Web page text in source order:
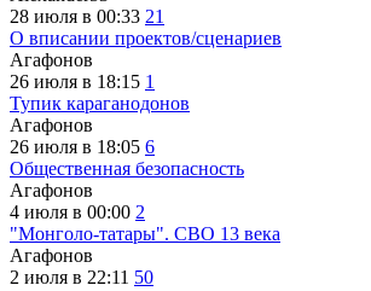
28 июля в 00:33 21
О вписании проектов/сценариев
Агафонов
26 июля в 18:15 1
Тупик караганодонов
Агафонов
26 июля в 18:05 6
Общественная безопасность
Агафонов
4 июля в 00:00 2
"Монголо-татары". СВО 13 века
Агафонов
2 июля в 22:11 50